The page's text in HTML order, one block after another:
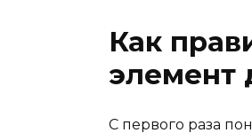
Как
элемент
С первого раза